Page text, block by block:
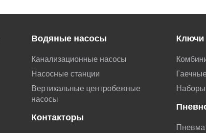
Водяные насосы
Канализационные насосы
Насосные станции
Вертикальные центробежные
насосы
Контакторы
Ключи
Наборы